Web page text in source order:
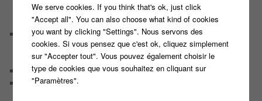
Les caméras d’un jeu plateau
Un plateau de jeu télévisé coûte cher, mais pourquoi ?
Les interviews de Lora
Quand Lora rencontre Aline elles parlent de quoi ?
Quand Lora papote avec Franck, ils parlent de quoi ?
NewsLetter
Nos Sondages
We serve cookies. If you think that's ok, just click
"Accept all". You can also choose what kind of cookies
you want by clicking "Settings". Nous servons des
cookies. Si vous pensez que c'est ok, cliquez simplement
sur "Accepter tout". Vous pouvez également choisir le
type de cookies que vous souhaitez en cliquant sur
"Paramètres".